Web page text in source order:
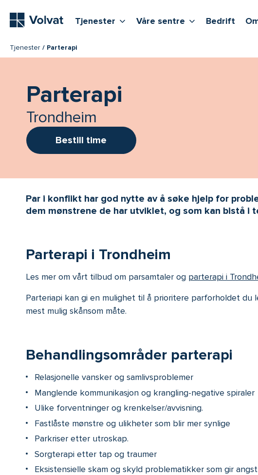
Tjenester Vis flere undernivåerTjenester
Våre sentre Vis flere
Bedrift
Tjenester Parterapi
Parterapi
Trondheim
Bestill time
Par i konflikt har god nytte av å søke hjelp for
dem mønstrene de har utviklet, og som kan bistå i
Parterapi i Trondheim
Les mer om vårt tilbud om parsamtaler og parterapi i
Parteriapi kan gi en mulighet til å prioritere parforholdet
mest mulig skånsom måte.
Behandlingsområder parterapi
Relasjonelle vansker og samlivsproblemer
Manglende kommunikasjon og krangling-negative spiraler
Ulike forventninger og krenkelser/avvisning.
Fastlåste mønstre og ulikheter som blir mer synlige
Parkriser etter utroskap.
Sorgterapi etter tap og traumer
Eksistensielle skam og skyld problematikker som gir